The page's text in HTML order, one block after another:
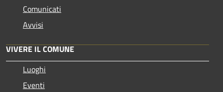
Comunicati
Avvisi
VIVERE IL COMUNE
Luoghi
Eventi